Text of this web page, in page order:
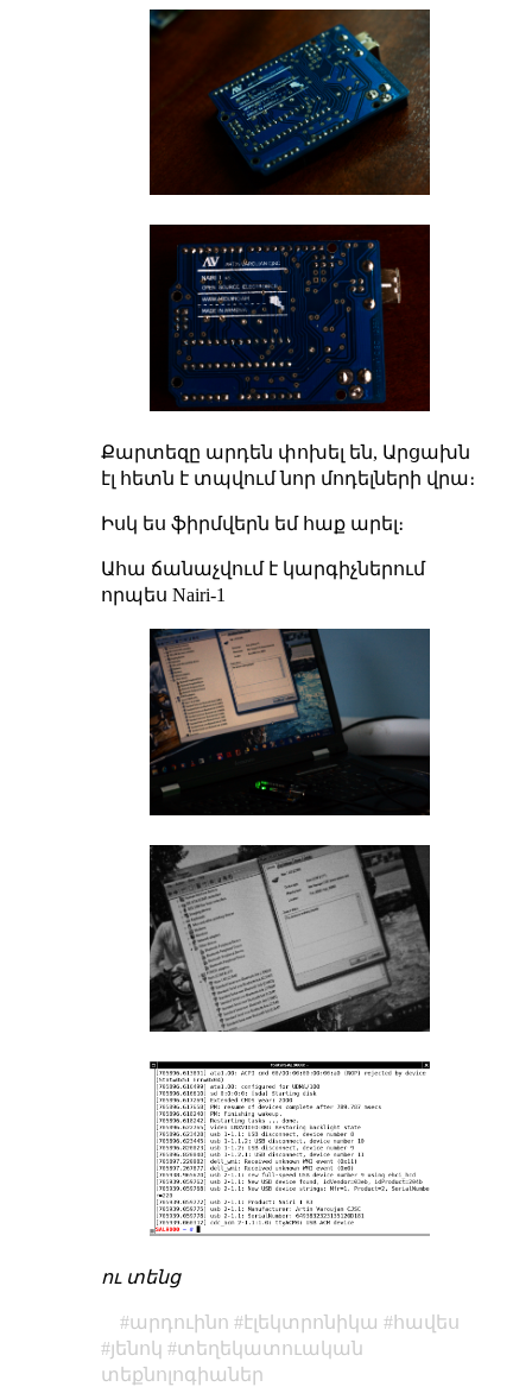
Քարտեզը արդեն փոխել են, Արցախն
էլ հետն է տպվում նոր մոդելների վրա։
Իսկ ես ֆիրմվերն եմ հաք արել։
Ահա ճանաչվում է կարգիչներում
որպես Nairi-1
ու տենց
արդուինո էլեկտրոնիկա
հավես
յենոկ
տեղեկատուական
տեքնոլոգիաներ